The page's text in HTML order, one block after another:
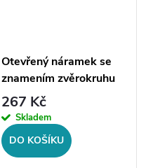
Otevřený náramek se
znamením zvěrokruhu
- VÁHY, stříbrná ocel
267 Kč
Skladem
DO KOŠÍKU